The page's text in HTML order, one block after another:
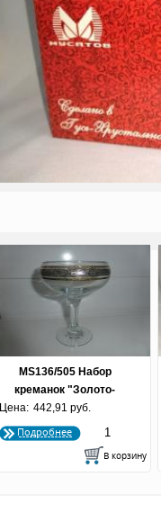
MS136/505 Набор
креманок "Золото-
платина"
Цена: 442,91 руб.
Подробнее